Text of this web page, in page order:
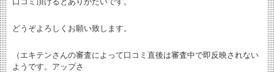
どうぞよろしくお願い致します。
（エキテンさんの審査によって口コミ直後は審査中で即反映されない
ようです。アップさ